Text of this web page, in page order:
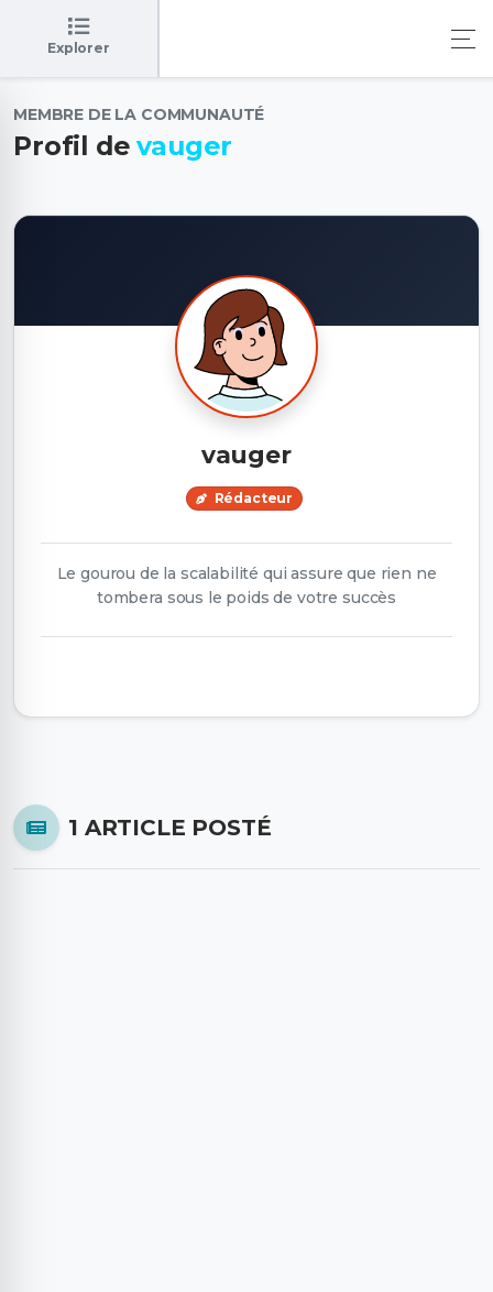
Explorer
MEMBRE DE LA COMMUNAUTÉ
Profil devauger
vauger
Rédacteur
Le gourou de la scalabilité qui assure que rien ne
tombera sous le poids de votre succès
1 ARTICLE POSTÉ